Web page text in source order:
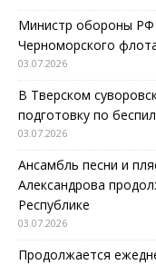
Министр обороны РФ
Черноморского
03.07.2026
В Тверском
подготовку по
03.07.2026
Ансамбль песни и
Александрова
Республике
03.07.2026
Продолжается